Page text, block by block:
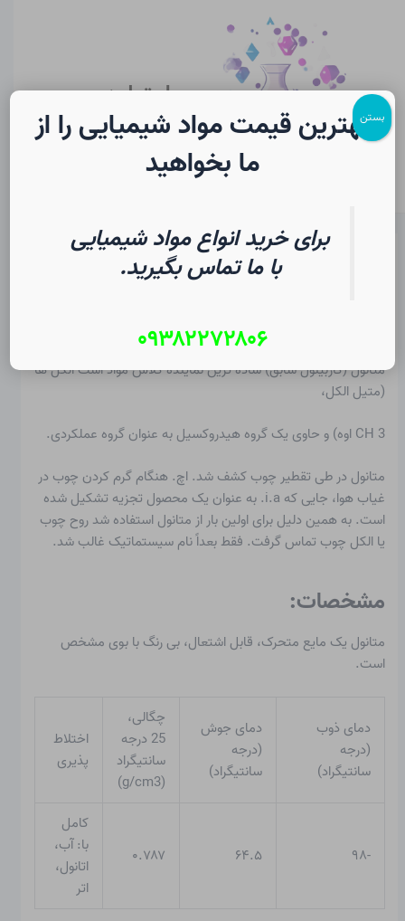
سایت لرن
شیمی
متانول در شیمی | فرهنگ لغت
Christopher J. Ziegler
متانول (کاربینول سابق) ساده ترین نماینده کلاس مواد استالکل ها
(متیل الکل،
CH 3 اوه) و حاوی یک گروه هیدروکسیل به عنوان
گروه عملکردی.
متانول در طی تقطیر چوب کشف شد. اچ. هنگام گرم کردن چوب در
غیاب هوا، جایی که i.a. به عنوان یک محصول تجزیه تشکیل شده
است. به همین دلیل برای اولین بار از متانول استفاده شدروح چوب
یاالکل چوب تماس گرفت. فقط بعداً نام سیستماتیک غالب شد.
مشخصات:
متانول یک مایع متحرک، قابل اشتعال، بی رنگ با بوی مشخص
است.
دمای ذوب
(درجه
سانتیگراد)
دمای جوش
(درجه
سانتیگراد)
چگالی،
25 درجه
سانتیگراد
(g/cm3)
اختلاط
پذیری
-۹۸ ۶۴.۵ ۰.۷۸۷
کامل
با: آب،
اتانول،
اتر
بهترین قیمت مواد شیمیایی را از
ما بخواهید
برای خرید انواع مواد شیمیایی
با ما تماس بگیرید.
۰۹۳۸۲۲۷۲۸۰۶
بستن